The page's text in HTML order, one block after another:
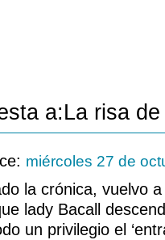
a:La risa
miércoles 27 de
la crónica, vuelvo
lady Bacall
un privilegio el